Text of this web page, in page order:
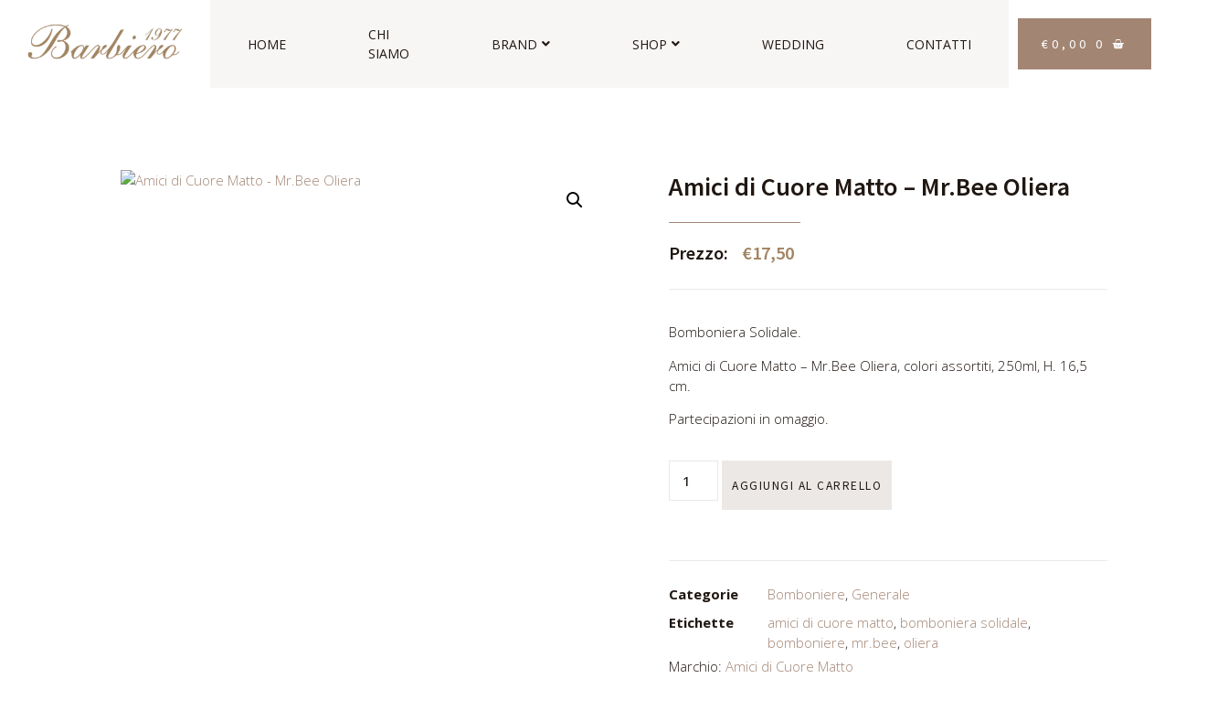
HOME
CHI
SIAMO
BRAND SHOP WEDDING CONTATTI € 0,00 0
Amici di Cuore Matto – Mr.Bee Oliera
Prezzo: €17,50
Bomboniera Solidale.
Amici di Cuore Matto – Mr.Bee Oliera, colori assortiti, 250ml, H. 16,5
cm.
Partecipazioni in omaggio.
AGGIUNGI AL CARRELLO
Categorie Bomboniere, Generale
Etichette
amici di cuore matto, bomboniera solidale,
bomboniere, mr.bee, oliera
Marchio: Amici di Cuore Matto